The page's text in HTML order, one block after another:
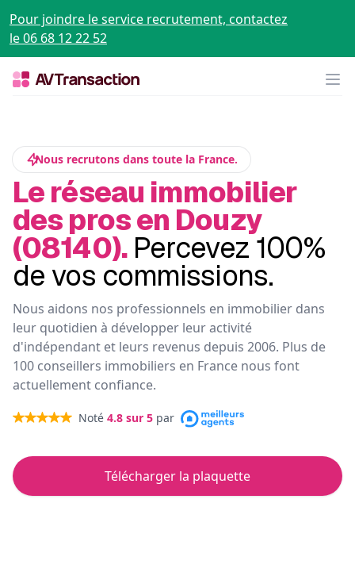
Pour joindre le service recrutement, contactez
le 06 68 12 22 52
Nous recrutons dans toute la France.
Le réseau immobilier
des pros en Douzy
(08140). Percevez 100%
de vos commissions.
Nous aidons nos professionnels en immobilier dans
leur quotidien à développer leur activité
d'indépendant et leurs revenus depuis 2006. Plus de
100 conseillers immobiliers en France nous font
actuellement confiance.
Noté 4.8 sur 5 par
Télécharger la plaquette